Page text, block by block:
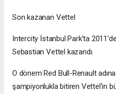
Son kazanan Vettel
Intercity İstanbul Park'ta
Sebastian Vettel kazandı.
O dönem Red Bull-Renault adına
şampiyonlukla bitiren Vettel'in